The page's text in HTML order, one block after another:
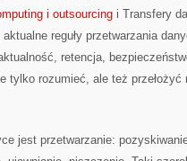
i outsourcing i Transfery
reguły przetwarzania
retencja,
tylko rozumieć, ale też przełożyć
jest przetwarzanie: